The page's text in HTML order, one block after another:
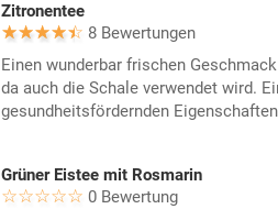
Zitronentee
8 Bewertungen
Einen wunderbar frischen
da auch die Schale verwendet wird.
gesundheitsfördernden
Grüner Eistee mit Rosmarin
0 Bewertung